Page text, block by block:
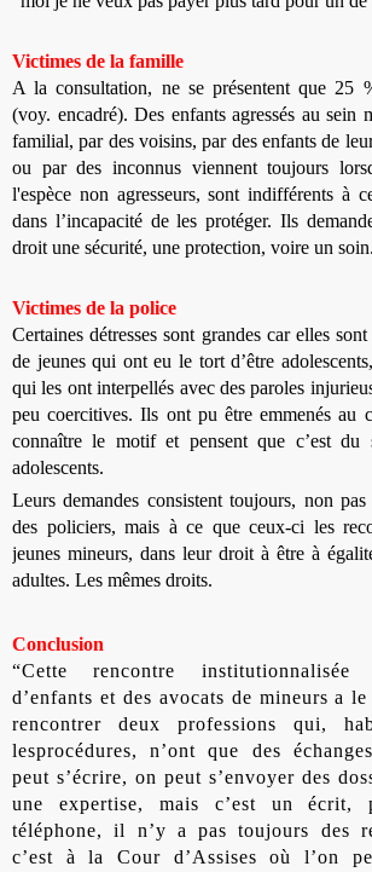
Victimes de la famille
A la consultation, ne se présentent que 25
(voy. encadré). Des enfants agressés au sein
familial, par des voisins, par des enfants de
ou par des inconnus viennent toujours
l'espèce non agresseurs, sont indifférents à
dans l’incapacité de les protéger. Ils
droit une sécurité, une protection, voire un soin.
Victimes de la police
Certaines détresses sont grandes car elles
de jeunes qui ont eu le tort d’être
qui les ont interpellés avec des paroles
peu coercitives. Ils ont pu être emmenés au
connaître le motif et pensent que c’est du
adolescents.
Leurs demandes consistent toujours, non
des policiers, mais à ce que ceux-ci les
jeunes mineurs, dans leur droit à être à
adultes. Les mêmes droits.
Conclusion
“Cette rencontre institutionnalisée
d’enfants et des avocats de mineurs a
rencontrer deux professions qui,
lesprocédures, n’ont que des
peut s’écrire, on peut s’envoyer des
une expertise, mais c’est un écrit,
téléphone, il n’y a pas toujours des
c’est à la Cour d’Assises où l’on